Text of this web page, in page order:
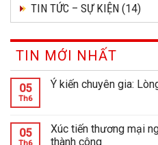
TIN TỨC – SỰ KIỆN (14)
TIN MỚI NHẤT
05
Th6
Ý kiến chuyên gia:
05
Th6
Xúc tiến thương mại
thành công